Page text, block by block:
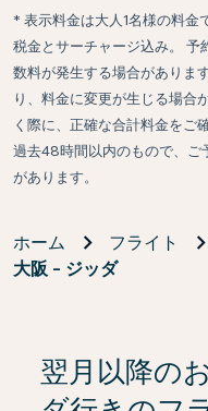
* 表示料金は大人1名様の料金
税金とサーチャージ込み。 予
数料が発生する場合がありま
り、料金に変更が生じる場合
く際に、正確な合計料金をご
過去48時間以内のもので、ご
があります。
ホーム フライト
大阪 - ジッダ
翌月以降の
検索結果がない場合